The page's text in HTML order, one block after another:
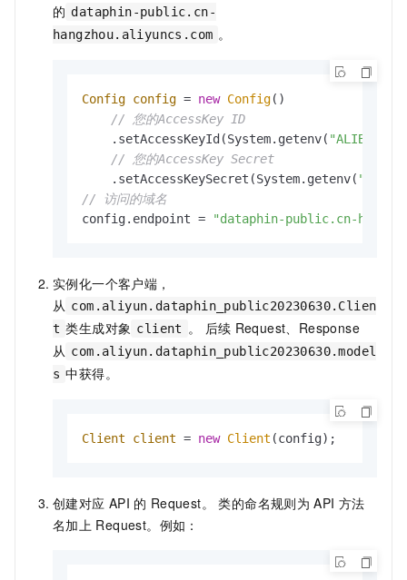
的 dataphin-public.cn-
hangzhou.aliyuncs.com 。
Config config = new Config()
// 您的AccessKey ID
    .setAccessKeyId(System.getenv(
// 您的AccessKey Secret
    .setAccessKeySecret(System.getenv(
// 访问的域名
config.endpoint =
"dataphin-public.cn-
实例化一个客户端，
从 com.aliyun.dataphin_public20230630.Clien
t 类生成对象 client 。 后续 Request、Response
从 com.aliyun.dataphin_public20230630.model
s 中获得。
Client client = new Client (config);
创建对应 API 的 Request。 类的命名规则为 API 方法
名加上 Request。例如：